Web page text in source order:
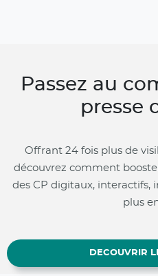
Passez au
presse
Offrant 24 fois plus de
découvrez comment
des CP digitaux, interactifs,
plus
DECOUVRIR